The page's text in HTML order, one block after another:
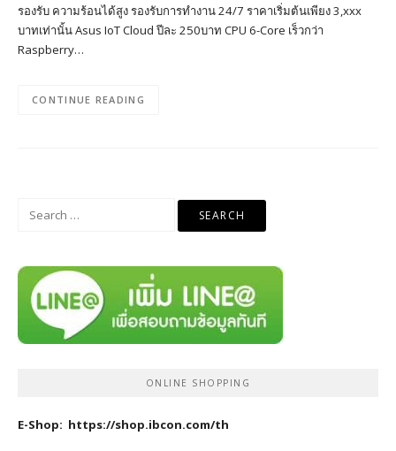
รองรับ ความร้อนได้สูง รองรับการทำงาน 24/7 ราคาเริ่มต้นเพียง 3,xxx
บาทเท่านั้น Asus IoT Cloud ปีละ 250บาท CPU 6-Core เร็วกว่า
Raspberry…
CONTINUE READING
Search
ONLINE SHOPPING
E-Shop: https://shop.ibcon.com/th